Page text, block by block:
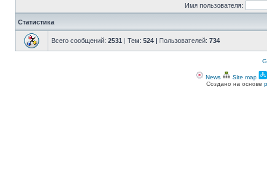
Имя пользователя:
Статистика
Всего сообщений: 2531 | Тем: 524 | Пользователей: 734
News Site map
Создано на основе